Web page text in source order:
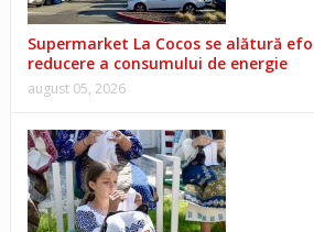
Supermarket La Cocos se alătură
reducere a consumului de energie
august 05, 2026